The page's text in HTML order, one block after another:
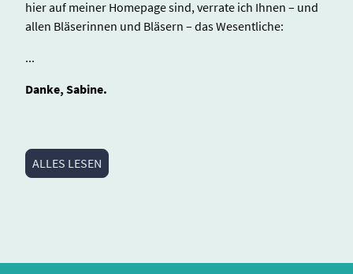
hier auf meiner Homepage sind, verrate ich Ihnen – und
allen Bläserinnen und Bläsern – das Wesentliche:
...
Danke, Sabine.
ALLES LESEN